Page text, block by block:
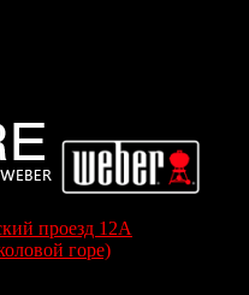
проезд 12А
горе)